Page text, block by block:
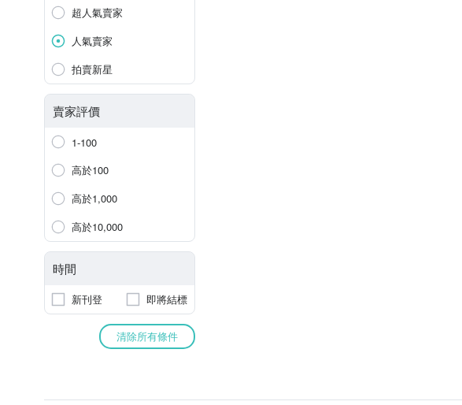
超人氣賣家
人氣賣家
拍賣新星
賣家評價
1-100
高於100
高於1,000
高於10,000
時間
新刊登 即將結標
清除所有條件